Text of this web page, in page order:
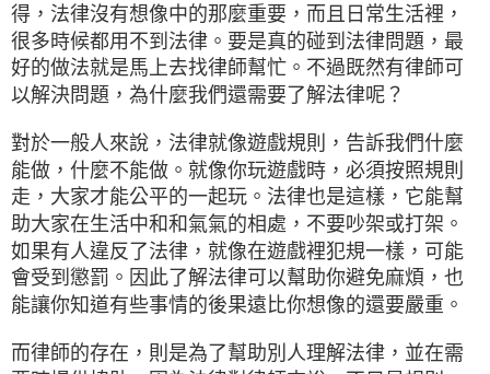
得，法律沒有想像中的那麼重要，而且日常生活裡，
很多時候都用不到法律。要是真的碰到法律問題，最
好的做法就是馬上去找律師幫忙。不過既然有律師可
以解決問題，為什麼我們還需要了解法律呢？
對於一般人來說，法律就像遊戲規則，告訴我們什麼
能做，什麼不能做。就像你玩遊戲時，必須按照規則
走，大家才能公平的一起玩。法律也是這樣，它能幫
助大家在生活中和和氣氣的相處，不要吵架或打架。
如果有人違反了法律，就像在遊戲裡犯規一樣，可能
會受到懲罰。因此了解法律可以幫助你避免麻煩，也
能讓你知道有些事情的後果遠比你想像的還要嚴重。
而律師的存在，則是為了幫助別人理解法律，並在需